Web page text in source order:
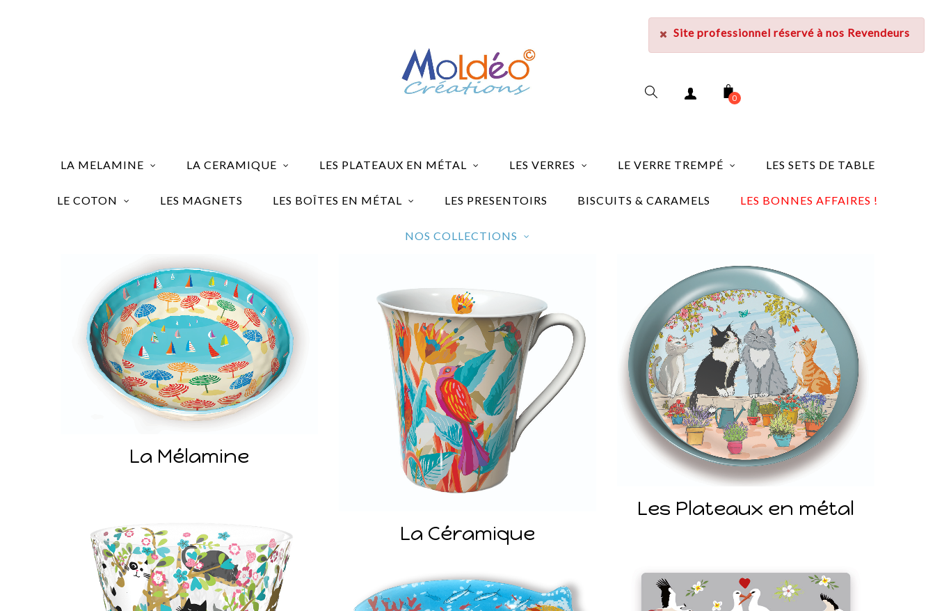
Site professionnel réservé à nos Revendeurs
0
LA MELAMINE LA CERAMIQUE LES PLATEAUX EN MÉTAL LES VERRES LE VERRE TREMPÉ LES SETS DE TABLE
LE COTON LES MAGNETS LES BOÎTES EN MÉTAL LES PRESENTOIRS BISCUITS & CARAMELS LES BONNES AFFAIRES !
NOS COLLECTIONS
La Mélamine
La Céramique
Les Plateaux en métal